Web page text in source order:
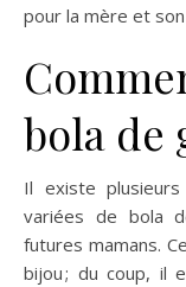
pour la mère et
bola de
Il existe
variées de bola
futures mamans.
bijou ; du coup, il